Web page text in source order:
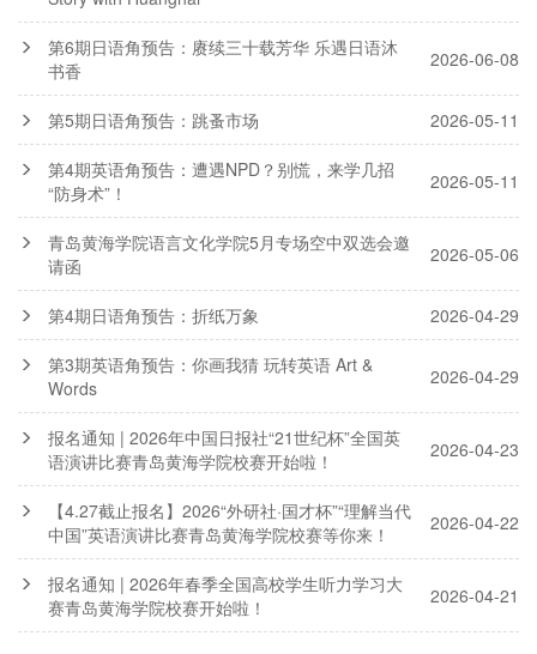
第6期日语角预告：赓续三十载芳华 乐遇日语沐
书香
2026-06-08
第5期日语角预告：跳蚤市场 2026-05-11
第4期英语角预告：遭遇NPD？别慌，来学几招
“防身术”！
2026-05-11
青岛黄海学院语言文化学院5月专场空中双选会邀
请函
2026-05-06
第4期日语角预告：折纸万象 2026-04-29
第3期英语角预告：你画我猜 玩转英语 Art &
Words
2026-04-29
报名通知 | 2026年中国日报社“21世纪杯”全国英
语演讲比赛青岛黄海学院校赛开始啦！
2026-04-23
【4.27截止报名】2026“外研社·国才杯”“理解当代
中国”英语演讲比赛青岛黄海学院校赛等你来！
2026-04-22
报名通知 | 2026年春季全国高校学生听力学习大
赛青岛黄海学院校赛开始啦！
2026-04-21